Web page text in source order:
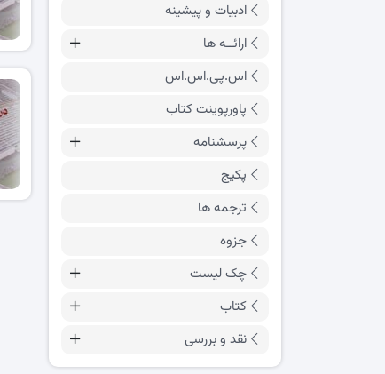
ادبیات و پیشینه
ارائــه ها
اس.پی.اس.اس
پاورپوینت کتاب
پرسشنامه
پکیج
ترجمه ها
جزوه
چک لیست
کتاب
نقد و بررسی